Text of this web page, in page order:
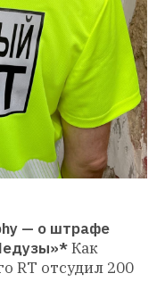
— о штрафе
Как
RT отсудил 200